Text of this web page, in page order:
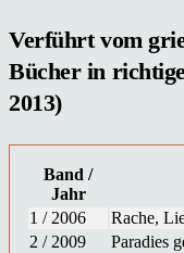
Verführt vom
Bücher in
2013)
Band /
Jahr
1 / 2006
Rache,
2 / 2009
Paradies